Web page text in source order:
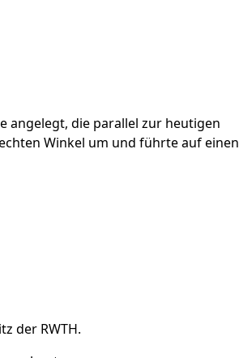
angelegt, die parallel zur heutigen
Winkel um und führte auf einen
der RWTH.